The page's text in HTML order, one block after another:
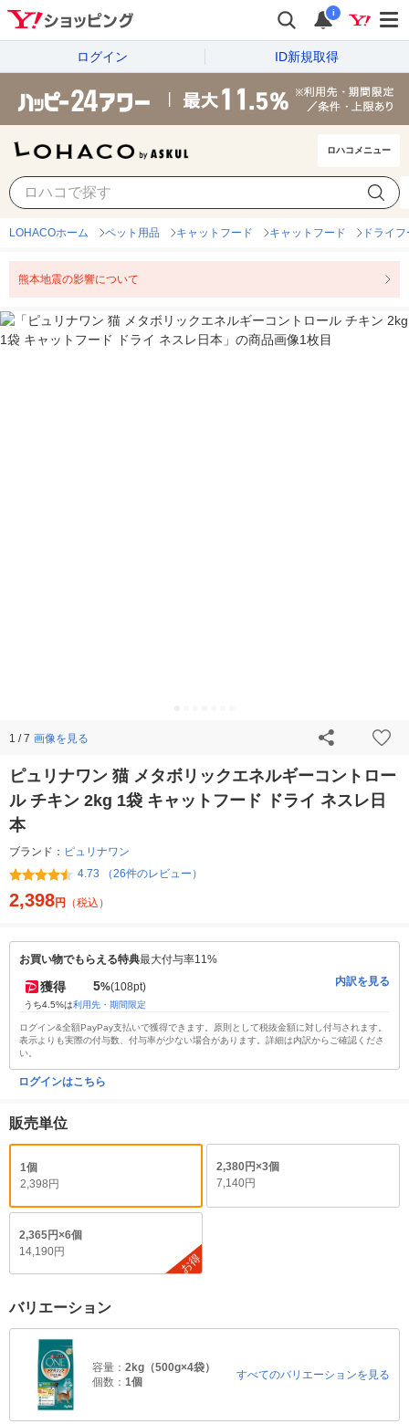
i
ログイン ID新規取得
ロハコメニュー
LOHACOホーム ペット用品 キャットフード キャットフード ドライ
熊本地震の影響について
1 / 7 画像を見る
ピュリナワン 猫 メタボリックエネルギーコントロー
ル チキン 2kg 1袋 キャットフード ドライ ネスレ日
本
ブランド： ピュリナワン
4.73 （26件のレビュー）
2,398円 （税込）
お買い物でもらえる特典最大付与率11%
獲得 5%(108pt)
うち4.5%は利用先・期間限定
内訳を見る
ログイン&全額PayPay支払いで獲得できます。原則として税抜金額に対し付与されます。
表示よりも実際の付与数、付与率が少ない場合があります。詳細は内訳からご確認くださ
い。
ログインはこちら
販売単位
1個
2,398円
2,380円×3個
7,140円
2,365円×6個
14,190円
お得
バリエーション
容量： 2kg（500g×4袋）
個数： 1個
すべてのバリエーションを見る